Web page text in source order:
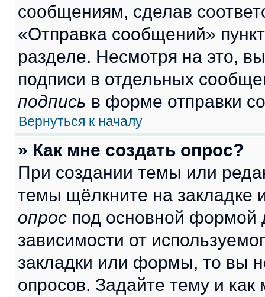
сообщениям, сделав
«Отправка сообщений»
разделе. Несмотря на это,
подписи в отдельных
подпись в форме отправки
Вернуться к началу
» Как мне создать опрос?
При создании темы или
темы щёлкните на
опрос под основной формой
зависимости от
закладки или формы, то вы
опросов. Задайте тему и